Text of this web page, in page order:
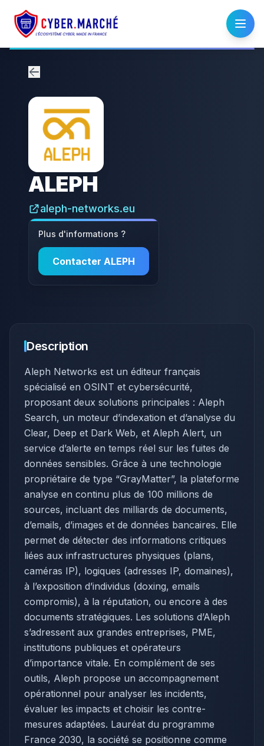
ALEPH
aleph-networks.eu
Plus d'informations ?
Contacter ALEPH
Description
Aleph Networks est un éditeur français
spécialisé en OSINT et cybersécurité,
proposant deux solutions principales : Aleph
Search, un moteur d’indexation et d’analyse du
Clear, Deep et Dark Web, et Aleph Alert, un
service d’alerte en temps réel sur les fuites de
données sensibles. Grâce à une technologie
propriétaire de type “GrayMatter”, la plateforme
analyse en continu plus de 100 millions de
sources, incluant des milliards de documents,
d’emails, d’images et de données bancaires. Elle
permet de détecter des informations critiques
liées aux infrastructures physiques (plans,
caméras IP), logiques (adresses IP, domaines),
à l’exposition d’individus (doxing, emails
compromis), à la réputation, ou encore à des
documents stratégiques. Les solutions d’Aleph
s’adressent aux grandes entreprises, PME,
institutions publiques et opérateurs
d’importance vitale. En complément de ses
outils, Aleph propose un accompagnement
opérationnel pour analyser les incidents,
évaluer les impacts et choisir les contre-
mesures adaptées. Lauréat du programme
France 2030, la société se positionne comme